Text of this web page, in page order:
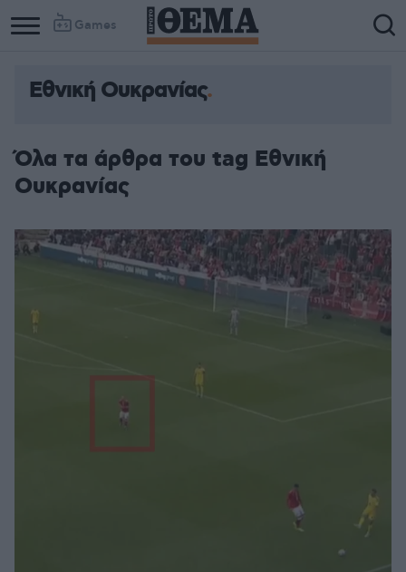
Games
Column
Column
Εθνική Ουκρανίας
Όλα τα άρθρα του tag Εθνική
Ουκρανίας